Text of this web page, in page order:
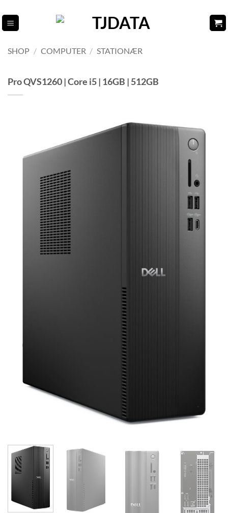
til
indhold
SHOP / COMPUTER / STATIONÆR
Pro QVS1260 | Core i5 | 16GB | 512GB